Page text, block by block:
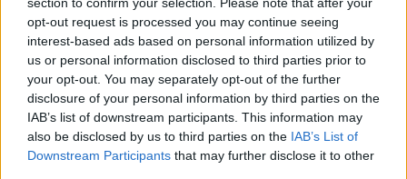
opt-out request is processed you may continue seeing
interest-based ads based on personal information utilized by
us or personal information disclosed to third parties prior to
your opt-out. You may separately opt-out of the further
disclosure of your personal information by third parties on the
IAB’s list of downstream participants. This information may
also be disclosed by us to third parties on the IAB’s List of
Downstream Participants that may further disclose it to other
Cliccare su Cookie
Da qui Lei può:
Attivare i cookie: attivare l'opzione accanto a
Disattivare i cookie: disattivare l'opzioneConsenti
Per maggiori informazioni visitare la paginahttps://
Mozilla Firefox
Eseguire il Browser Mozilla Firefox